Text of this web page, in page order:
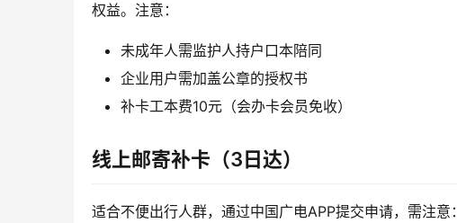
权益。注意：
未成年人需监护人持户口本陪同
企业用户需加盖公章的授权书
补卡工本费10元（会办卡会员免收）
线上邮寄补卡（3日达）
适合不便出行人群，通过中国广电APP提交申请，需注意：